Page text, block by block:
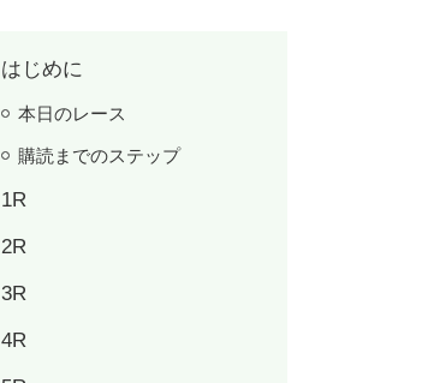
はじめに
本日のレース
購読までのステップ
1R
2R
3R
4R